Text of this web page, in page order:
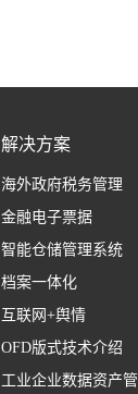
解决方案
海外政府税务管理
金融电子票据
智能仓储管理系统
档案一体化
互联网+舆情
OFD版式技术介绍
工业企业数据资产